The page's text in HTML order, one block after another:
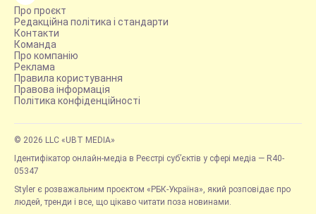
Про проєкт
Редакційна політика і стандарти
Контакти
Команда
Про компанію
Реклама
Правила користування
Правова інформація
Політика конфіденційності
© 2026 LLC «UBT MEDIA»
Ідентифікатор онлайн-медіа в Реєстрі суб’єктів у сфері медіа — R40-
05347
Styler є розважальним проєктом «РБК-Україна», який розповідає про
людей, тренди і все, що цікаво читати поза новинами.